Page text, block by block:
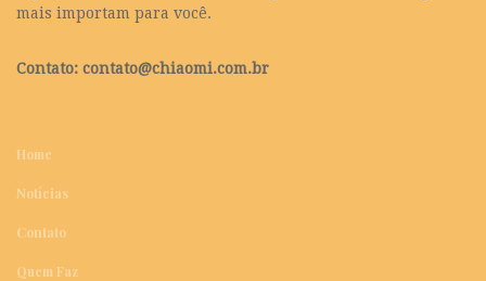
mais importam para você.
Contato: contato@chiaomi.com.br
Home
Notícias
Contato
Quem Faz